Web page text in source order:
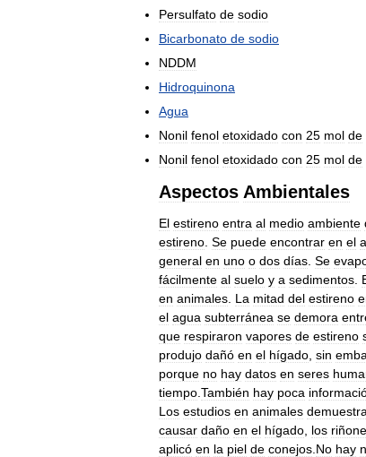
Persulfato de sodio
Bicarbonato de sodio
NDDM
Hidroquinona
Agua
Nonil fenol etoxidado con 25 mol de
Nonil fenol etoxidado con 25 mol de
Aspectos Ambientales
El estireno entra al medio ambiente
estireno Se puede encontrar en el
general en uno o dos días Se
fácilmente al suelo y a sedimentos
en animales La mitad del estireno
el agua subterránea se demora
que respiraron vapores de estireno
produjo dañó en el hígado sin
porque no hay datos en seres
tiempo También hay poca
Los estudios en animales
causar daño en el hígado los
aplicó en la piel de conejos No hay